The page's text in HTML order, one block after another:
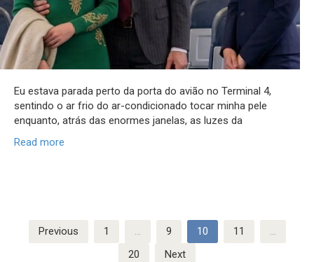
Eu estava parada perto da porta do avião no Terminal 4,
sentindo o ar frio do ar-condicionado tocar minha pele
enquanto, atrás das enormes janelas, as luzes da
Read more
Posts
pagination
Previous 1 … 9 10 11
…
20
Next